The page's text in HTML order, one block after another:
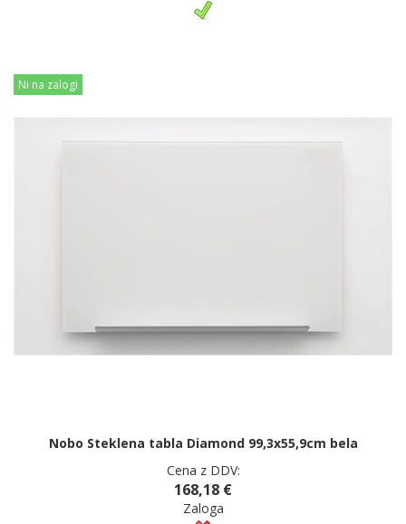
Ni na zalogi
Nobo Steklena tabla Diamond 99,3x55,9cm bela
Cena z DDV:
168,18 €
Zaloga